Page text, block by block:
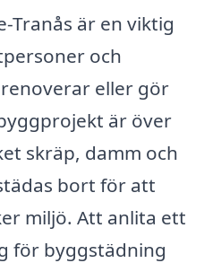
Tranås är en viktig
och
eller gör
är över
skräp, damm och
bort för att
miljö. Att anlita ett
för byggstädning